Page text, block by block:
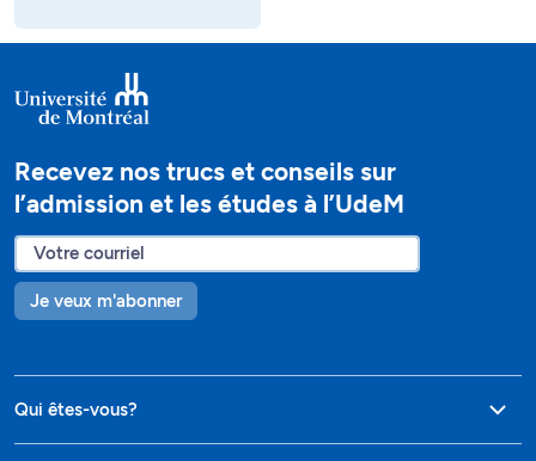
Recevez nos trucs et conseils sur
l’admission et les études à l’UdeM
Je veux m'abonner
Qui êtes-vous?